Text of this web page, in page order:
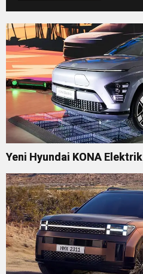
Yeni Hyundai KONA Elektrik